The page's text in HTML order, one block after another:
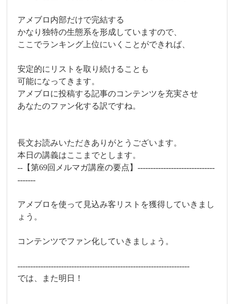
アメブロ内部だけで完結する
かなり独特の生態系を形成していますので、
ここでランキング上位にいくことができれば、
安定的にリストを取り続けることも
可能になってきます。
アメブロに投稿する記事のコンテンツを充実させ
あなたのファン化する訳ですね。
長文お読みいただきありがとうございます。
本日の講義はここまでとします。
--【第69回メルマガ講座の要点】------------------------------
-------
アメブロを使って見込み客リストを獲得していきまし
ょう。
コンテンツでファン化していきましょう。
-------------------------------------------------------------------
では、また明日！